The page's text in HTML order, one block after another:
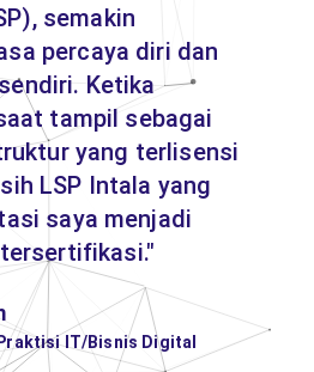
semakin
percaya diri dan
Ketika
tampil sebagai
yang terlisensi
LSP Intala yang
saya menjadi
IT/Bisnis Digital